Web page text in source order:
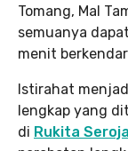
Tomang, Mal
semuanya
menit
Istirahat
lengkap yang
di Rukita